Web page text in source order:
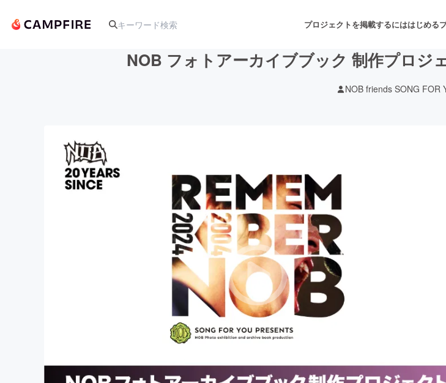
プロジェクトを掲載するにははじめる
テクノロジー・ガジェット ゲーム・サービス開発
書籍・雑誌出版
ビジネス・起業 チャレンジ
まちづくり・地域活性化
NOB フォトアーカイブブック 制作プロジ
NOB friends SONG FOR